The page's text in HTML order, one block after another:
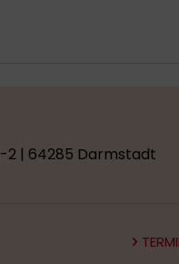
2 | 64285 Darmstadt